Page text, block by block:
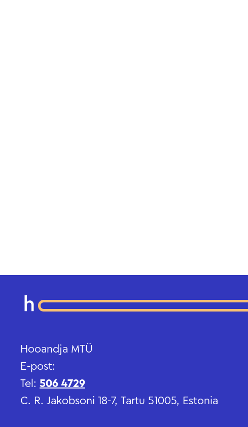
Hooandja MTÜ
E-post:
Tel: 506 4729
C. R. Jakobsoni 18-7, Tartu 51005, Estonia